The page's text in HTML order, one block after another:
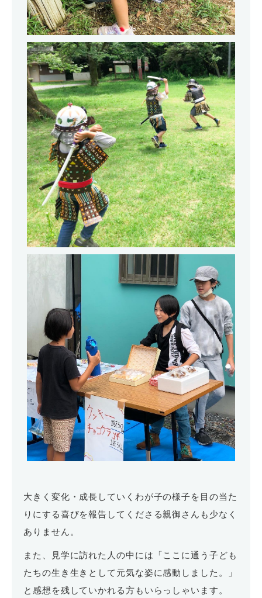
大きく変化・成長していくわが子の様子を目の当た
りにする喜びを報告してくださる親御さんも少なく
ありません。
また、見学に訪れた人の中には「ここに通う子ども
たちの生き生きとして元気な姿に感動しました。」
と感想を残していかれる方もいらっしゃいます。